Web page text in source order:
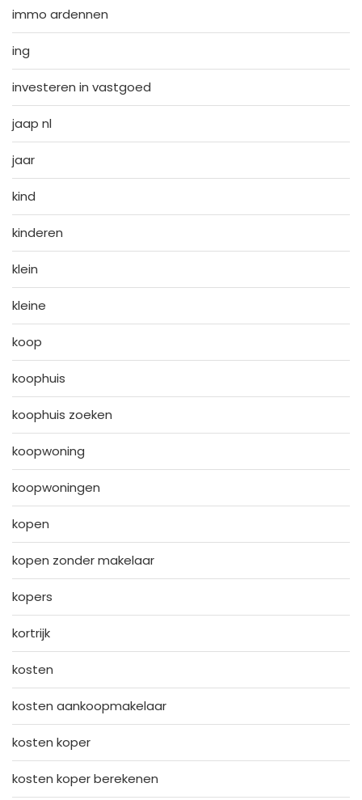
immo ardennen
ing
investeren in vastgoed
jaap nl
jaar
kind
kinderen
klein
kleine
koop
koophuis
koophuis zoeken
koopwoning
koopwoningen
kopen
kopen zonder makelaar
kopers
kortrijk
kosten
kosten aankoopmakelaar
kosten koper
kosten koper berekenen